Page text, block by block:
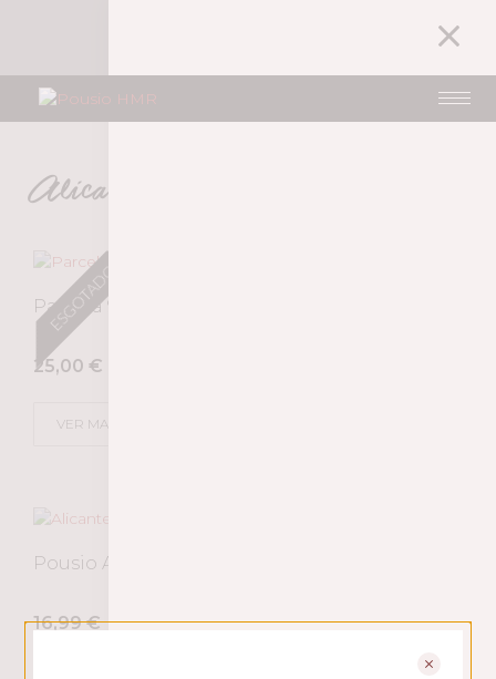
Alicante Bouschet
ESGOTADO
Parcela 98 2019
25,00 €
VER MAIS
Pousio Alicante Bouschet 2021
16,99€